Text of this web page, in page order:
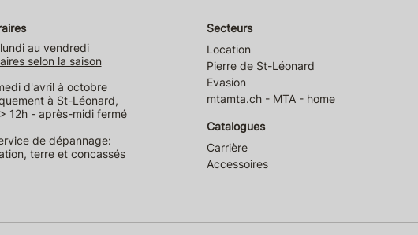
au vendredi
selon la saison
d'avril à octobre
à St-Léonard,
12h - après-midi fermé
de dépannage:
terre et concassés
Secteurs
Location
Pierre de St-Léonard
Evasion
mtamta.ch - MTA - home
Catalogues
Carrière
Accessoires